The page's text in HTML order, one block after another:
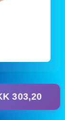
303,20